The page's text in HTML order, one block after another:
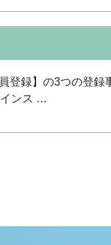
登録】の3つの登録
インス …